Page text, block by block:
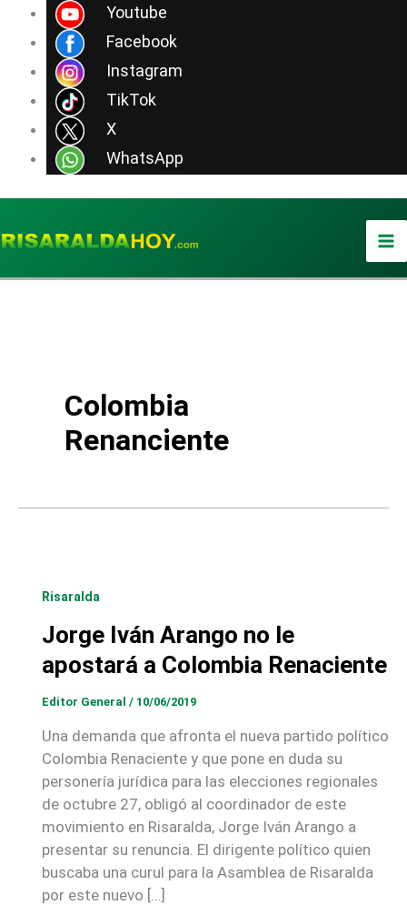
Youtube
Facebook
Instagram
TikTok
X
WhatsApp
contenido
Colombia
Renanciente
Risaralda
Jorge Iván Arango no le
apostará a Colombia Renaciente
Editor General / 10/06/2019
Una demanda que afronta el nueva partido político
Colombia Renaciente y que pone en duda su
personería jurídica para las elecciones regionales
de octubre 27, obligó al coordinador de este
movimiento en Risaralda, Jorge Iván Arango a
presentar su renuncia. El dirigente político quien
buscaba una curul para la Asamblea de Risaralda
por este nuevo […]